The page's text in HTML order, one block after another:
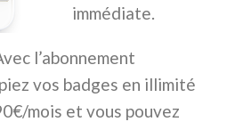
immédiate.
l’abonnement
vos badges en illimité
mois et vous pouvez